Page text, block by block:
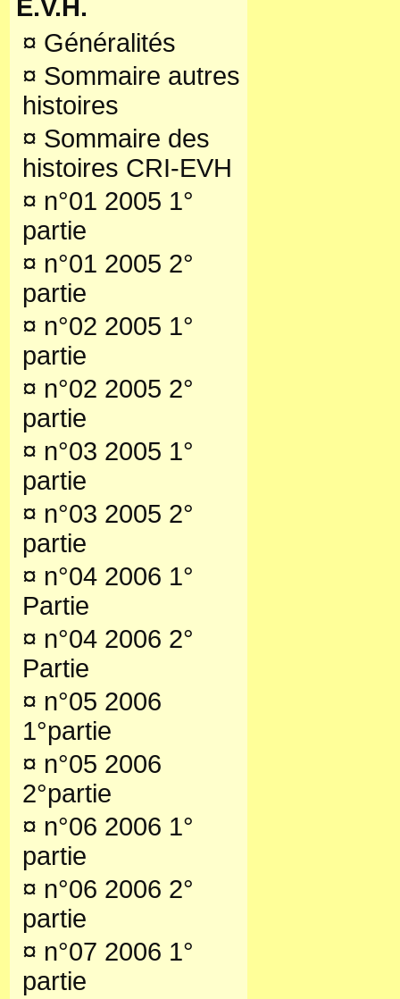
E.V.H.
¤ Généralités
¤ Sommaire autres
histoires
¤ Sommaire des
histoires CRI-EVH
¤ n°01 2005 1°
partie
¤ n°01 2005 2°
partie
¤ n°02 2005 1°
partie
¤ n°02 2005 2°
partie
¤ n°03 2005 1°
partie
¤ n°03 2005 2°
partie
¤ n°04 2006 1°
Partie
¤ n°04 2006 2°
Partie
¤ n°05 2006
1°partie
¤ n°05 2006
2°partie
¤ n°06 2006 1°
partie
¤ n°06 2006 2°
partie
¤ n°07 2006 1°
partie